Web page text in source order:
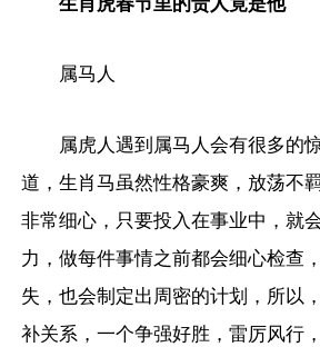
属马人
属虎人遇到属马人会有很多的
道，生肖马虽然性格豪爽，放荡不
非常细心，只要投入在事业中，就
力，做每件事情之前都会细心检查
失，也会制定出周密的计划，所以
补关系，一个争强好胜，雷厉风行